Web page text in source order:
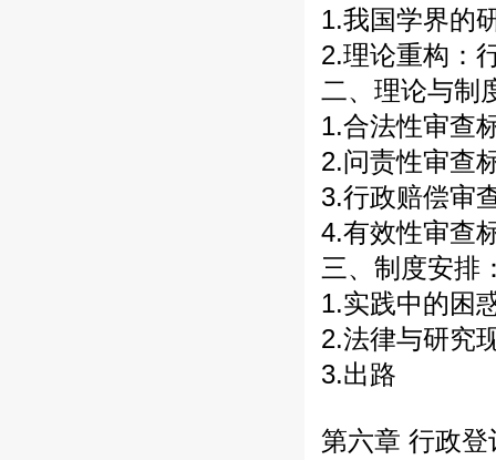
1.我国学界的
2.理论重构：
二、理论与制
1.合法性审查
2.问责性审查
3.行政赔偿审
4.有效性审查
三、制度安排
1.实践中的困
2.法律与研究
3.出路
第六章 行政